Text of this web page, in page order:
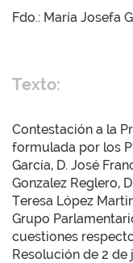
Fdo.: María Josefa
Texto:
Contestación a la
formulada por los
García, D. José
Gonzalez Reglero,
Teresa López
Grupo
cuestiones
Resolución de 2 de